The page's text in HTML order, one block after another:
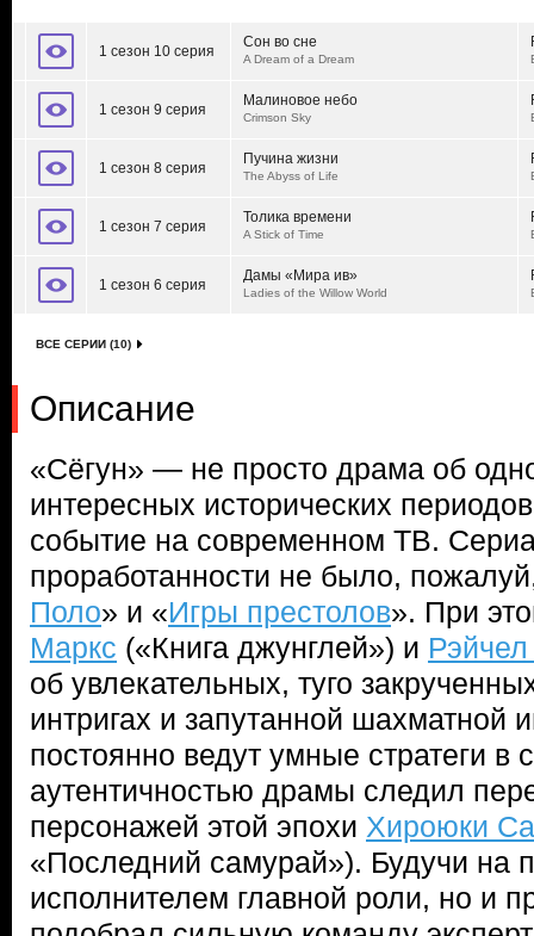
1 сезон 10 серия
Сон во сне
A Dream of a Dream
1 сезон 9 серия
Малиновое небо
Crimson Sky
1 сезон 8 серия
Пучина жизни
The Abyss of Life
1 сезон 7 серия
Толика времени
A Stick of Time
1 сезон 6 серия
Дамы «Мира ив»
Ladies of the Willow World
ВСЕ СЕРИИ (10)
Описание
«Сёгун» — не просто драма об
интересных исторических
событие на современном ТВ.
проработанности не было,
Поло» и «Игры престолов». При
Маркс («Книга джунглей») и
об увлекательных, туго
интригах и запутанной шахматной
постоянно ведут умные стратеги в
аутентичностью драмы следил
персонажей этой эпохи Хироюки
«Последний самурай»). Будучи на
исполнителем главной роли, но и